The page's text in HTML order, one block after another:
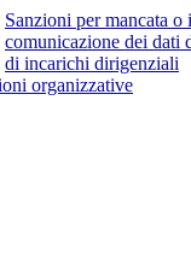
Sanzioni per mancata o
comunicazione dei dati
di incarichi dirigenziali
organizzative